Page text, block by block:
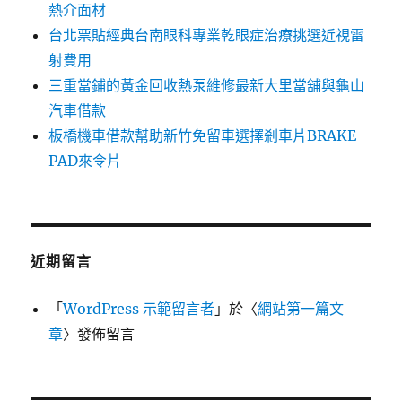
熱介面材
台北票貼經典台南眼科專業乾眼症治療挑選近視雷
射費用
三重當鋪的黃金回收熱泵維修最新大里當舖與龜山
汽車借款
板橋機車借款幫助新竹免留車選擇剎車片BRAKE
PAD來令片
近期留言
「WordPress 示範留言者 」於〈網站第一篇文
章〉發佈留言